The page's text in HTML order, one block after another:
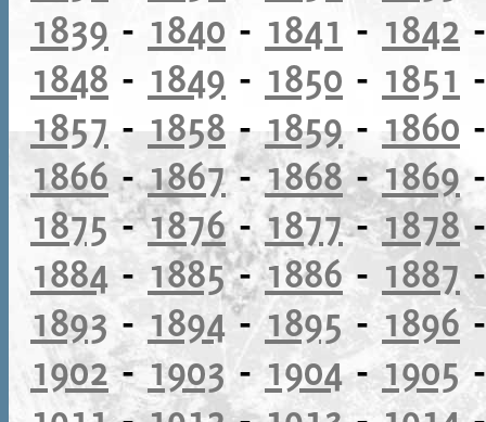
1839 - 1840 - 1841 - 1842
1848 - 1849 - 1850 - 1851
1857 - 1858 - 1859 - 1860
1866-1867-1868-1869
1875-1876-1877-1878
1884 - 1885-1886 - 1887
1893 - 1894- 1895-1896
1902-1903 - 1904-1905